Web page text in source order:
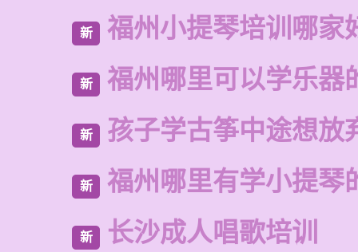
新 福州小提琴培训哪家
新 福州哪里可以学乐器
新 孩子学古筝中途想放
新 福州哪里有学小提琴
新 长沙成人唱歌培训